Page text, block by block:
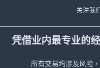
关注我
凭借业内最专业的
所有交易均涉及风险